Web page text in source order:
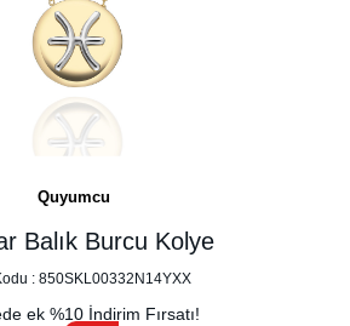
Quyumcu
Balık Burcu Kolye
: 850SKL00332N14YXX
ek %10İndirim Fırsatı!